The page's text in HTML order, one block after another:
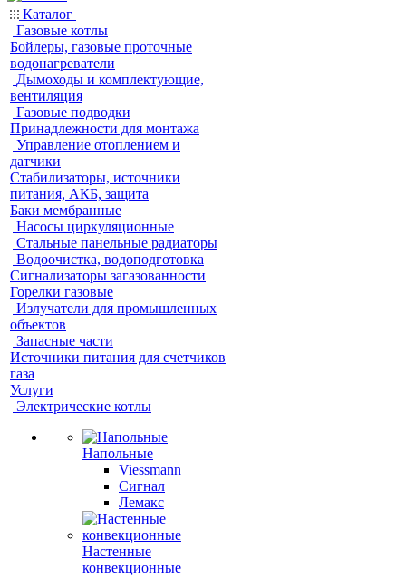
Каталог
Газовые котлы
Бойлеры, газовые проточные
водонагреватели
Дымоходы и комплектующие,
вентиляция
Газовые подводки
Принадлежности для монтажа
Управление отоплением и
датчики
Стабилизаторы, источники
питания, АКБ, защита
Баки мембранные
Насосы циркуляционные
Стальные панельные радиаторы
Водоочистка, водоподготовка
Сигнализаторы загазованности
Горелки газовые
Излучатели для промышленных
объектов
Запасные части
Источники питания для счетчиков
газа
Услуги
Электрические котлы
Напольные
Viessmann
Сигнал
Лемакс
Настенные
конвекционные